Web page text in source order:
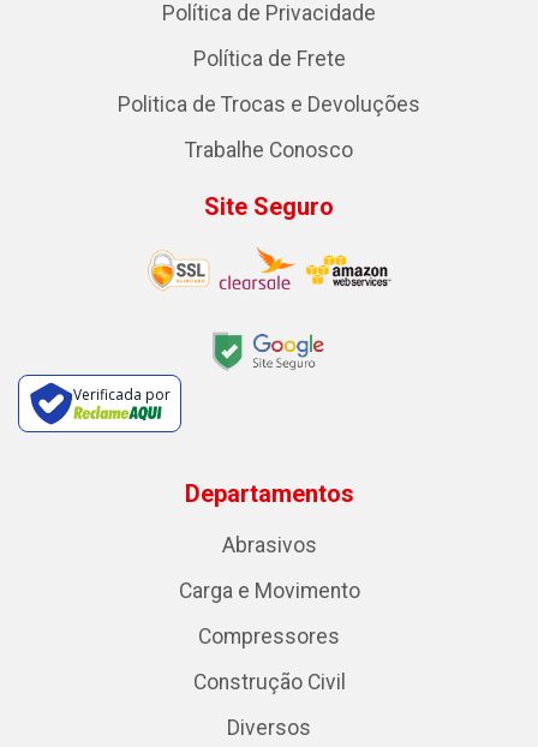
Política de Privacidade
Política de Frete
Politica de Trocas e Devoluções
Trabalhe Conosco
Site Seguro
Verificada por
Departamentos
Abrasivos
Carga e Movimento
Compressores
Construção Civil
Diversos